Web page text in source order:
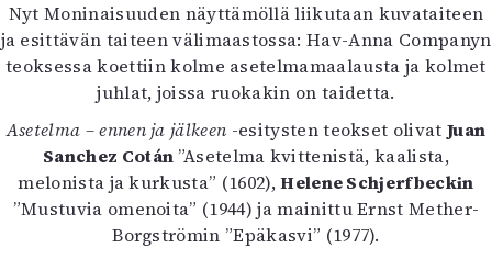
Nyt Moninaisuuden näyttämöllä liikutaan kuvataiteen
ja esittävän taiteen välimaastossa: Hav-Anna Companyn
teoksessa koettiin kolme asetelmamaalausta ja kolmet
juhlat, joissa ruokakin on taidetta.
Asetelma – ennen ja jälkeen -esitysten teokset olivat Juan
Sanchez Cotán ”Asetelma kvittenistä, kaalista,
melonista ja kurkusta” (1602),Helene Schjerfbeckin
”Mustuvia omenoita” (1944) ja mainittu Ernst Mether-
Borgströmin ”Epäkasvi” (1977).